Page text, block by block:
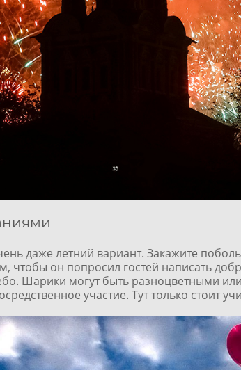
даже летний вариант. Закажите
чтобы он попросил гостей написать
Шарики могут быть разноцветными
участие. Тут только стоит